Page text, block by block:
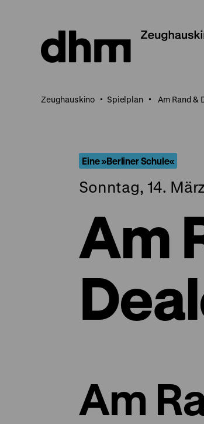
Seiteninhalt
springen
Zeughauskino Spielplan Am Rand &
Eine »Berliner Schule«
Sonntag, 14.
Am
Am